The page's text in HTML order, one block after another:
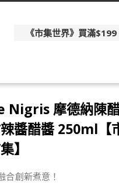
《市集世界》買滿
Nigris 摩德納陳
醬醋醬 250ml【
】
合創新煮意！